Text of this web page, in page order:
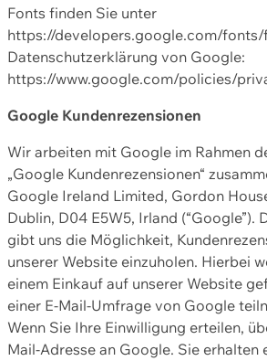
Fonts finden Sie unter
https://developers.google.com/fonts/
Datenschutzerklärung von Google:
https://www.google.com/policies/
Google Kundenrezensionen
Wir arbeiten mit Google im Rahmen
„Google Kundenrezensionen“
Google Ireland Limited, Gordon
Dublin, D04 E5W5, Irland (“Google”).
gibt uns die Möglichkeit,
unserer Website einzuholen. Hierbei
einem Einkauf auf unserer Website
einer E-Mail-Umfrage von Google
Wenn Sie Ihre Einwilligung erteilen,
Mail-Adresse an Google. Sie erhalten